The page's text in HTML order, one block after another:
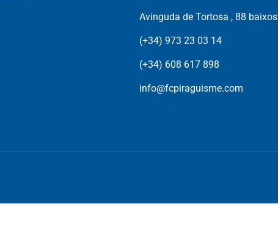
Avinguda de Tortosa , 88 baixos
(+34) 973 23 03 14
(+34) 608 617 898
info@fcpiraguisme.com